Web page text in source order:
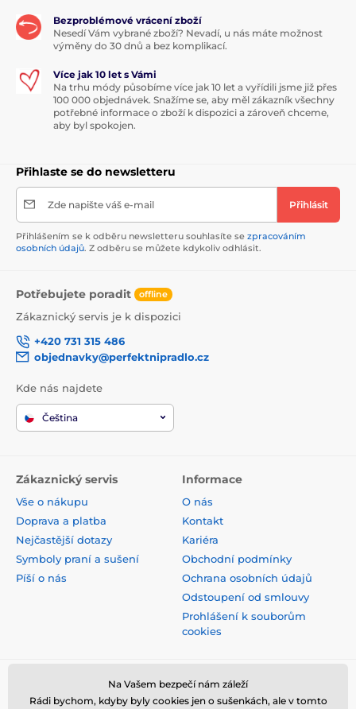
Bezproblémové vrácení zboží
Nesedí Vám vybrané zboží? Nevadí, u nás máte možnost
výměny do 30 dnů a bez komplikací.
Více jak 10 let s Vámi
Na trhu módy působíme více jak 10 let a vyřídili jsme již přes
100 000 objednávek. Snažíme se, aby měl zákazník všechny
potřebné informace o zboží k dispozici a zároveň chceme,
aby byl spokojen.
Přihlaste se do newsletteru
Zde napište váš e-mail Přihlásit
Přihlášením se k odběru newsletteru souhlasíte se zpracováním
osobních údajů. Z odběru se můžete kdykoliv odhlásit.
Potřebujete poradit offline
Zákaznický servis je k dispozici
+420 731 315 486
objednavky@perfektnipradlo.cz
Kde nás najdete
Čeština
Zákaznický servis
Vše o nákupu
Doprava a platba
Nejčastější dotazy
Symboly praní a sušení
Píší o nás
Informace
O nás
Kontakt
Kariéra
Obchodní podmínky
Ochrana osobních údajů
Odstoupení od smlouvy
Prohlášení k souborům
cookies
Bezpečná platba kartou
Na Vašem bezpečí nám záleží
Rádi bychom, kdyby byly cookies jen o sušenkách, ale v tomto